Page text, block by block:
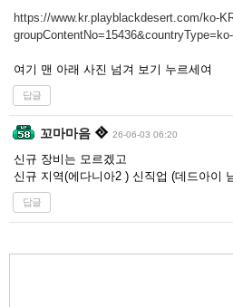
https://www.kr.playblackdesert.com/ko-
여기 맨 아래 사진 넘겨 보기 누르세여
답글
꼬마마음 26-06-03 06:20
신규 장비는 모르겠고
신규 지역(에다니아2 ) 신직업 (데드아이
답글